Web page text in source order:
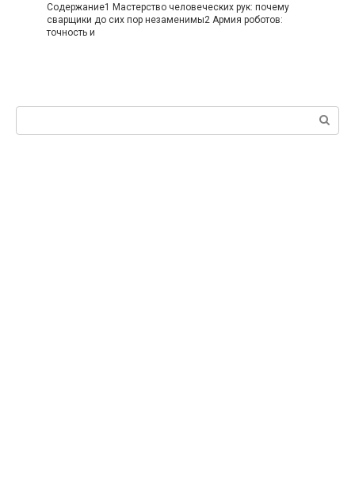
Содержание1 Мастерство человеческих рук: почему
сварщики до сих пор незаменимы2 Армия роботов:
точность и